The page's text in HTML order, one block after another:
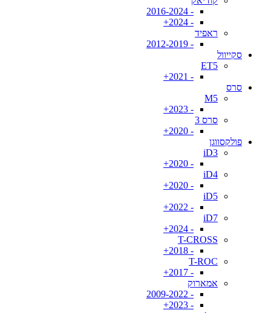
- 2016-2024
- 2024+
ראפיד
- 2012-2019
סקייוול
ET5
- 2021+
סרס
M5
- 2023+
סרס 3
- 2020+
פולקסווגן
iD3
- 2020+
iD4
- 2020+
iD5
- 2022+
iD7
- 2024+
T-CROSS
- 2018+
T-ROC
- 2017+
אמארוק
- 2009-2022
- 2023+